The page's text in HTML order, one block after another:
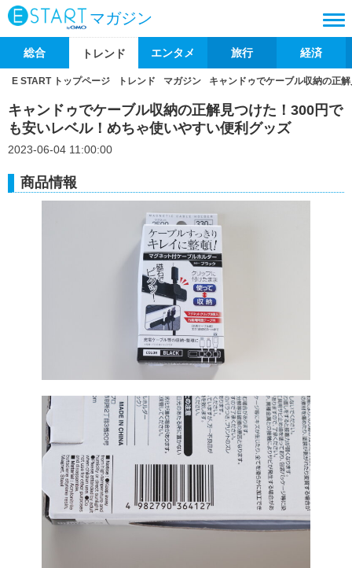
マガジン
総合 トレンド エンタメ 旅行 経済
E START トップページ トレンド マガジン キャンドゥでケーブル収納の正
キャンドゥでケーブル収納の正解見つけた！300円で
も安いレベル！めちゃ使いやすい便利グッズ
2023-06-04 11:00:00
商品情報